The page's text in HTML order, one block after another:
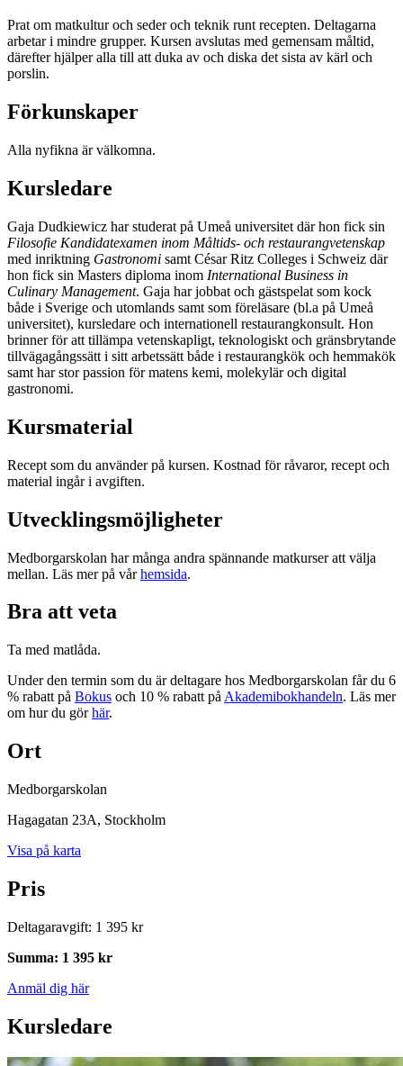
Prat om matkultur och seder och teknik runt recepten. Deltagarna
arbetar i mindre grupper. Kursen avslutas med gemensam måltid,
därefter hjälper alla till att duka av och diska det sista av kärl och
porslin.
Förkunskaper
Alla nyfikna är välkomna.
Kursledare
Gaja Dudkiewicz har studerat på Umeå universitet där hon fick sin
Filosofie Kandidatexamen inom Måltids- och restaurangvetenskap
med inriktning Gastronomi samt César Ritz Colleges i Schweiz där
hon fick sin Masters diploma inom International Business in
Culinary Management. Gaja har jobbat och gästspelat som kock
både i Sverige och utomlands samt som föreläsare (bl.a på Umeå
universitet), kursledare och internationell restaurangkonsult. Hon
brinner för att tillämpa vetenskapligt, teknologiskt och gränsbrytande
tillvägagångssätt i sitt arbetssätt både i restaurangkök och hemmakök
samt har stor passion för matens kemi, molekylär och digital
gastronomi.
Kursmaterial
Recept som du använder på kursen. Kostnad för råvaror, recept och
material ingår i avgiften.
Utvecklingsmöjligheter
Medborgarskolan har många andra spännande matkurser att välja
mellan. Läs mer på vårhemsida.
Bra att veta
Ta med matlåda.
Under den termin som du är deltagare hos Medborgarskolan får du 6
% rabatt på Bokus och 10 % rabatt på Akademibokhandeln. Läs mer
om hur du görhär.
Ort
Medborgarskolan
Hagagatan 23A, Stockholm
Visa på karta
Pris
Deltagaravgift: 1 395 kr
Summa: 1 395 kr
Anmäl dig här
Kursledare